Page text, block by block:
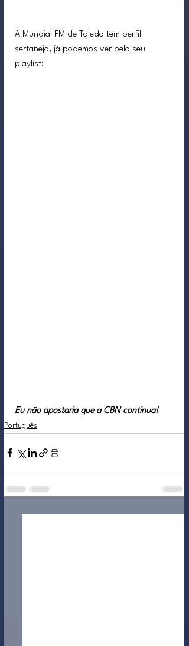
A Mundial FM de Toledo tem perfil
sertanejo, já podemos ver pelo seu
playlist:
Eu não apostaria que a CBN continua!
Português